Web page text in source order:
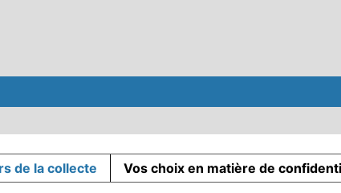
de la collecte Vos choix en matière de